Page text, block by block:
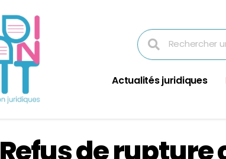
Actualités juridiques